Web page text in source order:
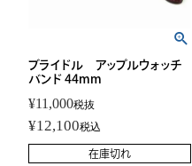
ブライドル アップルウォッチ
バンド 44mm
¥11,000税抜
¥12,100税込
在庫切れ